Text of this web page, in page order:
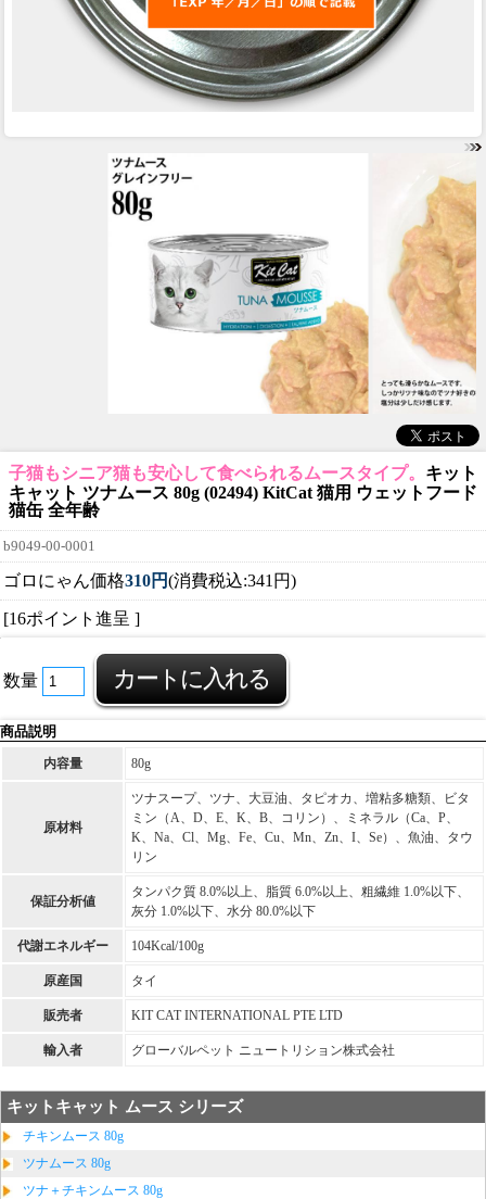
子猫もシニア猫も安心して食べられるムースタイプ。 キット
キャット ツナムース 80g (02494) KitCat 猫用 ウェットフード
猫缶 全年齢
b9049-00-0001
ゴロにゃん価格310円(消費税込:341円)
[16ポイント進呈 ]
数量
商品説明
内容量 80g
原材料
ツナスープ、ツナ、大豆油、タピオカ、増粘多糖類、ビタ
ミン（A、D、E、K、B、コリン）、ミネラル（Ca、P、
K、Na、Cl、Mg、Fe、Cu、Mn、Zn、I、Se）、魚油、タウ
リン
保証分析値
タンパク質 8.0%以上、脂質 6.0%以上、粗繊維 1.0%以下、
灰分 1.0%以下、水分 80.0%以下
代謝エネルギー 104Kcal/100g
原産国 タイ
販売者 KIT CAT INTERNATIONAL PTE LTD
輸入者 グローバルペット ニュートリション株式会社
キットキャット ムース シリーズ
チキンムース 80g
ツナムース 80g
ツナ＋チキンムース 80g